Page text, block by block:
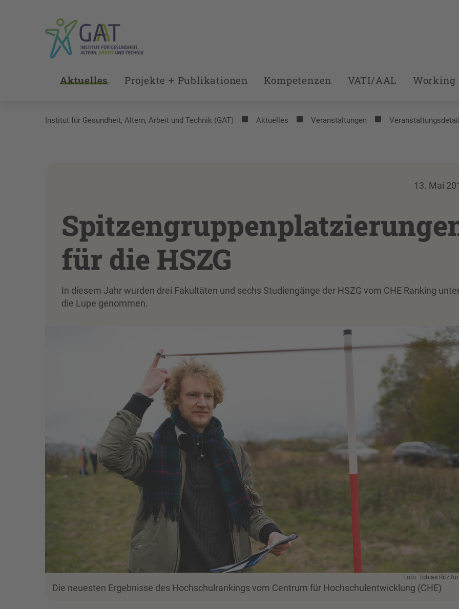
Aktuelles Projekte + Publikationen Kompetenzen VATI/AAL Working
Institut für Gesundheit, Altern, Arbeit und Technik (GAT) Aktuelles Veranstaltungen
13. Mai
für die HSZG
In diesem Jahr wurden drei Fakultäten und sechs Studiengänge der HSZG vom CHE Ranking
die Lupe genommen.
Foto: Tobias Ritz
Die neuesten Ergebnisse des Hochschulrankings vom Centrum für Hochschulentwicklung (CHE)